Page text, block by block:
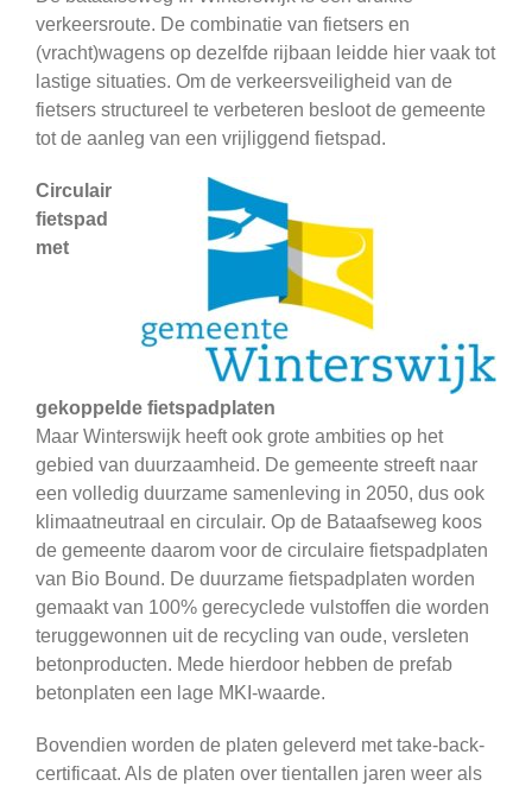
verkeersroute. De combinatie van fietsers en
(vracht)wagens op dezelfde rijbaan leidde hier vaak tot
lastige situaties. Om de verkeersveiligheid van de
fietsers structureel te verbeteren besloot de gemeente
tot de aanleg van een vrijliggend fietspad.
Circulair
fietspad
met
gekoppelde fietspadplaten
Maar Winterswijk heeft ook grote ambities op het
gebied van duurzaamheid. De gemeente streeft naar
een volledig duurzame samenleving in 2050, dus ook
klimaatneutraal en circulair. Op de Bataafseweg koos
de gemeente daarom voor de circulaire fietspadplaten
van Bio Bound. De duurzame fietspadplaten worden
gemaakt van 100% gerecyclede vulstoffen die worden
teruggewonnen uit de recycling van oude, versleten
betonproducten. Mede hierdoor hebben de prefab
betonplaten een lage MKI-waarde.
Bovendien worden de platen geleverd met take-back-
certificaat. Als de platen over tientallen jaren weer als